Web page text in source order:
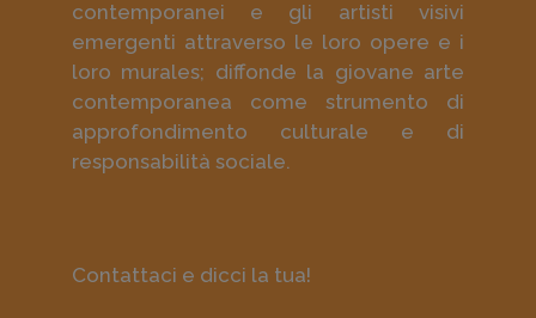
contemporanei e gli artisti visivi
emergenti attraverso le loro opere e i
loro murales; diffonde la giovane arte
contemporanea come strumento di
approfondimento culturale e di
responsabilità sociale.
Contattaci e dicci la tua!